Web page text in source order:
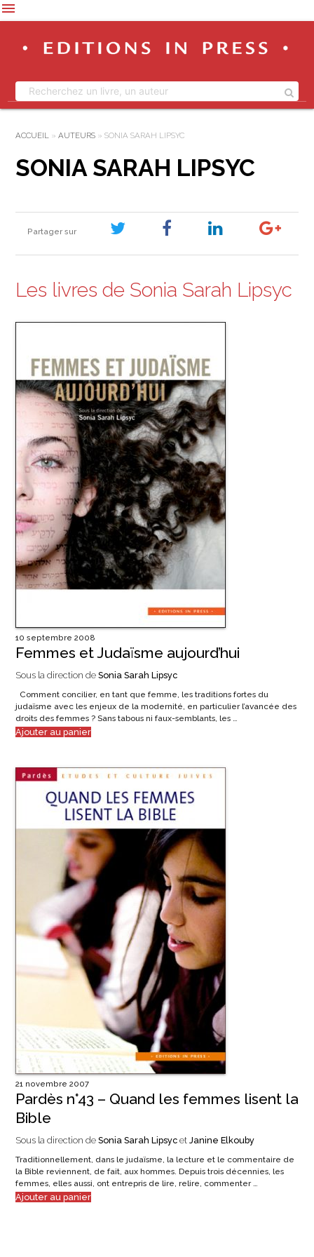
menu
ACCUEIL » AUTEURS» SONIA SARAH LIPSYC
SONIA SARAH LIPSYC
Partager sur
Les livres de Sonia Sarah Lipsyc
10 septembre 2008
Femmes et Judaïsme aujourd’hui
Sous la direction de Sonia Sarah Lipsyc
Comment concilier, en tant que femme, les traditions fortes du
judaïsme avec les enjeux de la modernité, en particulier l’avancée des
droits des femmes ? Sans tabous ni faux-semblants, les …
Ajouter au panier
21 novembre 2007
Pardès n°43 – Quand les femmes lisent la
Bible
Sous la direction de Sonia Sarah Lipsycet Janine Elkouby
Traditionnellement, dans le judaïsme, la lecture et le commentaire de
la Bible reviennent, de fait, aux hommes. Depuis trois décennies, les
femmes, elles aussi, ont entrepris de lire, relire, commenter …
Ajouter au panier